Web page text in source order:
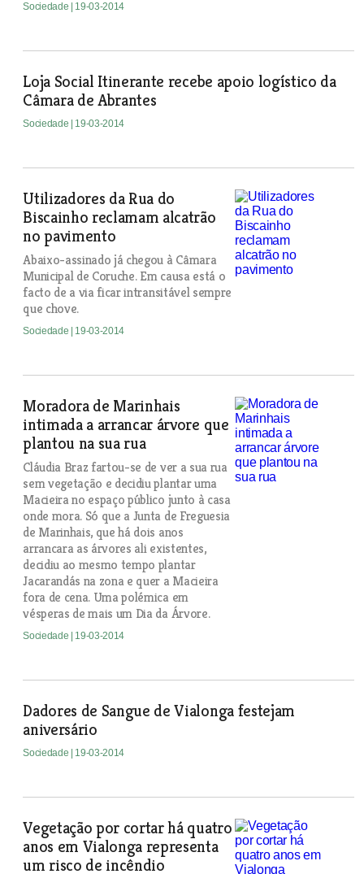
Sociedade | 19-03-2014
Loja Social Itinerante recebe apoio logístico da
Câmara de Abrantes
Sociedade | 19-03-2014
Utilizadores da Rua do
Biscainho reclamam alcatrão
no pavimento
Abaixo-assinado já chegou à Câmara
Municipal de Coruche. Em causa está o
facto de a via ficar intransitável sempre
que chove.
Sociedade | 19-03-2014
Moradora de Marinhais
intimada a arrancar árvore que
plantou na sua rua
Cláudia Braz fartou-se de ver a sua rua
sem vegetação e decidiu plantar uma
Macieira no espaço público junto à casa
onde mora. Só que a Junta de Freguesia
de Marinhais, que há dois anos
arrancara as árvores ali existentes,
decidiu ao mesmo tempo plantar
Jacarandás na zona e quer a Macieira
fora de cena. Uma polémica em
vésperas de mais um Dia da Árvore.
Sociedade | 19-03-2014
Dadores de Sangue de Vialonga festejam
aniversário
Sociedade | 19-03-2014
Vegetação por cortar há quatro
anos em Vialonga representa
um risco de incêndio